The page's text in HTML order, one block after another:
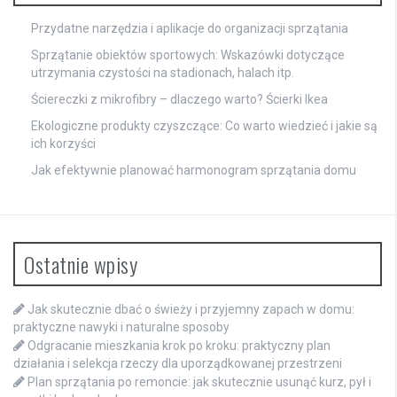
Przydatne narzędzia i aplikacje do organizacji sprzątania
Sprzątanie obiektów sportowych: Wskazówki dotyczące
utrzymania czystości na stadionach, halach itp.
Ściereczki z mikrofibry – dlaczego warto? Ścierki Ikea
Ekologiczne produkty czyszczące: Co warto wiedzieć i jakie są
ich korzyści
Jak efektywnie planować harmonogram sprzątania domu
Ostatnie wpisy
Jak skutecznie dbać o świeży i przyjemny zapach w domu:
praktyczne nawyki i naturalne sposoby
Odgracanie mieszkania krok po kroku: praktyczny plan
działania i selekcja rzeczy dla uporządkowanej przestrzeni
Plan sprzątania po remoncie: jak skutecznie usunąć kurz, pył i